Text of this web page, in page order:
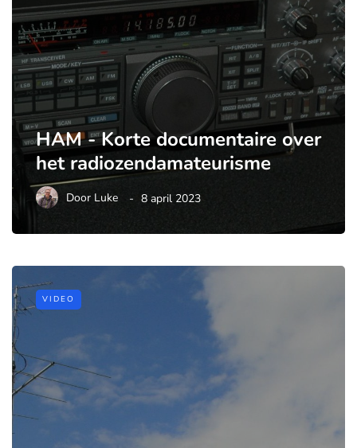
HAM - Korte documentaire over
het radiozendamateurisme
Door Luke 8 april 2023
VIDEO